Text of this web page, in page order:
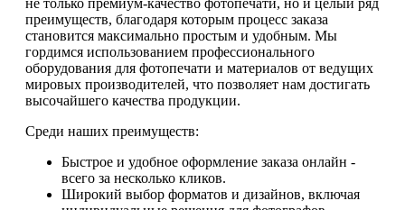
не только премиум-качество фотопечати, но и целый ряд
преимуществ, благодаря которым процесс заказа
становится максимально простым и удобным. Мы
гордимся использованием профессионального
оборудования для фотопечати и материалов от ведущих
мировых производителей, что позволяет нам достигать
высочайшего качества продукции.
Среди наших преимуществ:
Быстрое и удобное оформление заказа онлайн -
всего за несколько кликов.
Широкий выбор форматов и дизайнов, включая